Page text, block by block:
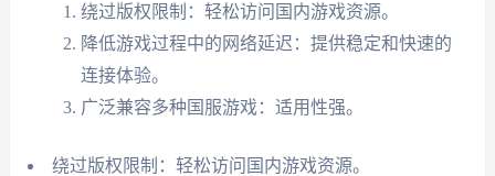
绕过版权限制：轻松访问国内游戏资源。
降低游戏过程中的网络延迟：提供稳定和快速的
连接体验。
广泛兼容多种国服游戏：适用性强。
绕过版权限制：轻松访问国内游戏资源。